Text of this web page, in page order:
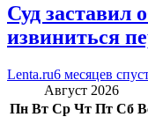
Суд заставил
извиниться
Lenta.ru6 месяцев
Август 2026
Пн Вт Ср Чт Пт Сб